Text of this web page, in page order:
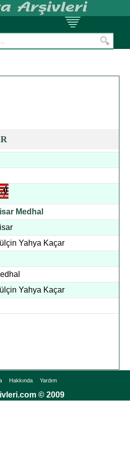
Medhal
Yahya Kaçar
Yahya Kaçar
Hakkında Yardım
© 2009